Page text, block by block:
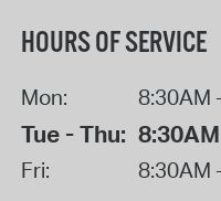
HOURS OF SERVICE
Mon: 8:30AM
Tue - Thu:
Fri: 8:30AM